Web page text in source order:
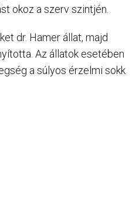
okoz a szerv szintjén.
dr. Hamer állat, majd
Az állatok esetében
a súlyos érzelmi sokk